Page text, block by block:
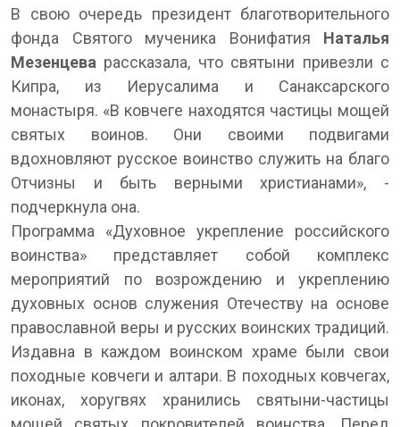
В свою очередь президент благотворительного
фонда Святого мученика Вонифатия Наталья
Мезенцева рассказала, что святыни привезли с
Кипра, из Иерусалима и Санаксарского
монастыря. «В ковчеге находятся частицы мощей
святых воинов. Они своими подвигами
вдохновляют русское воинство служить на благо
Отчизны и быть верными христианами», -
подчеркнула она.
Программа «Духовное укрепление российского
воинства» представляет собой комплекс
мероприятий по возрождению и укреплению
духовных основ служения Отечеству на основе
православной веры и русских воинских традиций.
Издавна в каждом воинском храме были свои
походные ковчеги и алтари. В походных ковчегах,
иконах, хоругвях хранились святыни-частицы